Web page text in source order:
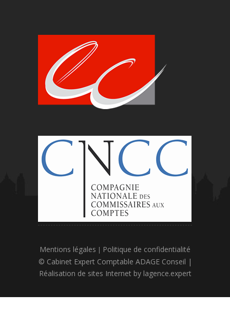
Mentions légales | Politique de confidentialité
© Cabinet Expert Comptable ADAGE Conseil |
Réalisation de sites Internet by lagence.expert